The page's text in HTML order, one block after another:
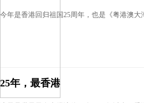
今年是香港回归祖国25周年，也是《粤港澳
25年，最香港